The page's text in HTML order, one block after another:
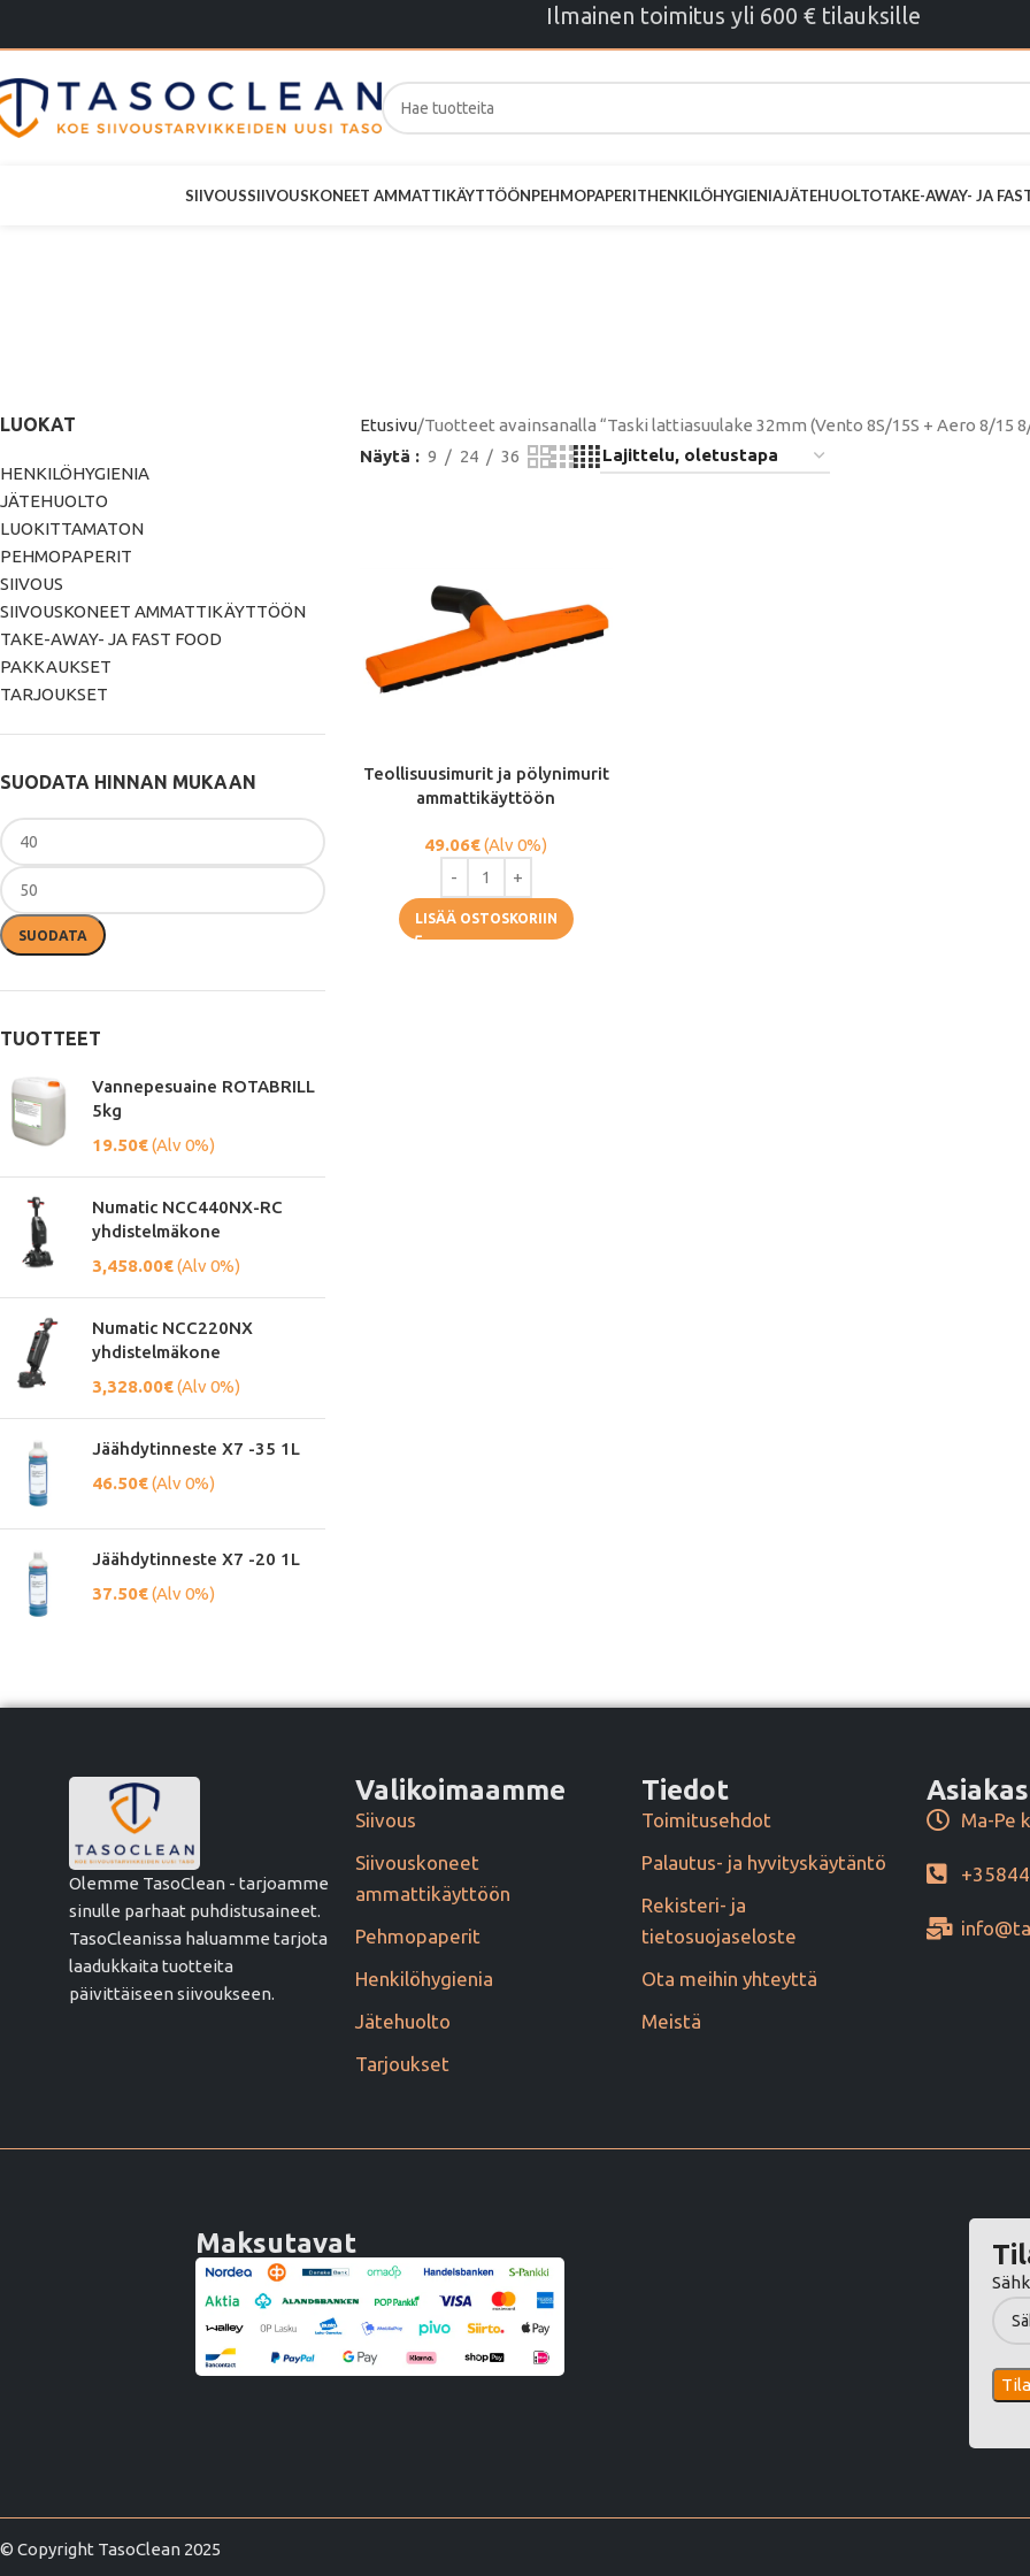
Ilmainen toimitus yli 600 € tilauksille
SIIVOUSSIIVOUSKONEET AMMATTIKÄYTTÖÖNPEHMOPAPERITHENKILÖHYGIENIAJÄTEHUOLTOTAKE-AWAY- JA
LUOKAT
HENKILÖHYGIENIA
JÄTEHUOLTO
LUOKITTAMATON
PEHMOPAPERIT
SIIVOUS
SIIVOUSKONEET AMMATTIKÄYTTÖÖN
TAKE-AWAY- JA FAST FOOD
PAKKAUKSET
TARJOUKSET
SUODATA HINNAN MUKAAN
SUODATA
TUOTTEET
Vannepesuaine ROTABRILL
5kg
19.50€(Alv 0%)
Numatic NCC440NX-RC
yhdistelmäkone
3,458.00€(Alv 0%)
Numatic NCC220NX
yhdistelmäkone
3,328.00€(Alv 0%)
Jäähdytinneste X7 -35 1L
46.50€(Alv 0%)
Jäähdytinneste X7 -20 1L
37.50€(Alv 0%)
Etusivu Tuotteet avainsanalla “Taski lattiasuulake 32mm (Vento 8S/15S + Aero 8/15
Näytä
9 24 36
Teollisuusimurit ja pölynimurit
ammattikäyttöön
49.06€(Alv 0%)
LISÄÄ OSTOSKORIIN
Olemme TasoClean - tarjoamme
sinulle parhaat puhdistusaineet.
TasoCleanissa haluamme tarjota
laadukkaita tuotteita
päivittäiseen siivoukseen.
Valikoimaamme
Siivous
Siivouskoneet
ammattikäyttöön
Pehmopaperit
Henkilöhygienia
Jätehuolto
Tarjoukset
Tiedot
Toimitusehdot
Palautus- ja hyvityskäytäntö
Rekisteri- ja
tietosuojaseloste
Ota meihin yhteyttä
Meistä
Ma-Pe
Maksutavat
© Copyright TasoClean 2025